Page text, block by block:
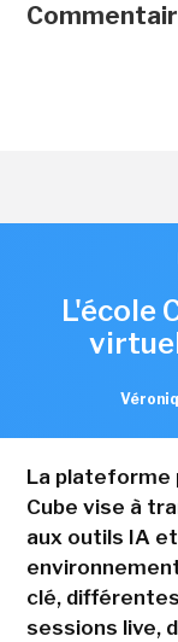
L'école
La plateforme
Cube vise à
aux outils IA
clé,
sessions live,